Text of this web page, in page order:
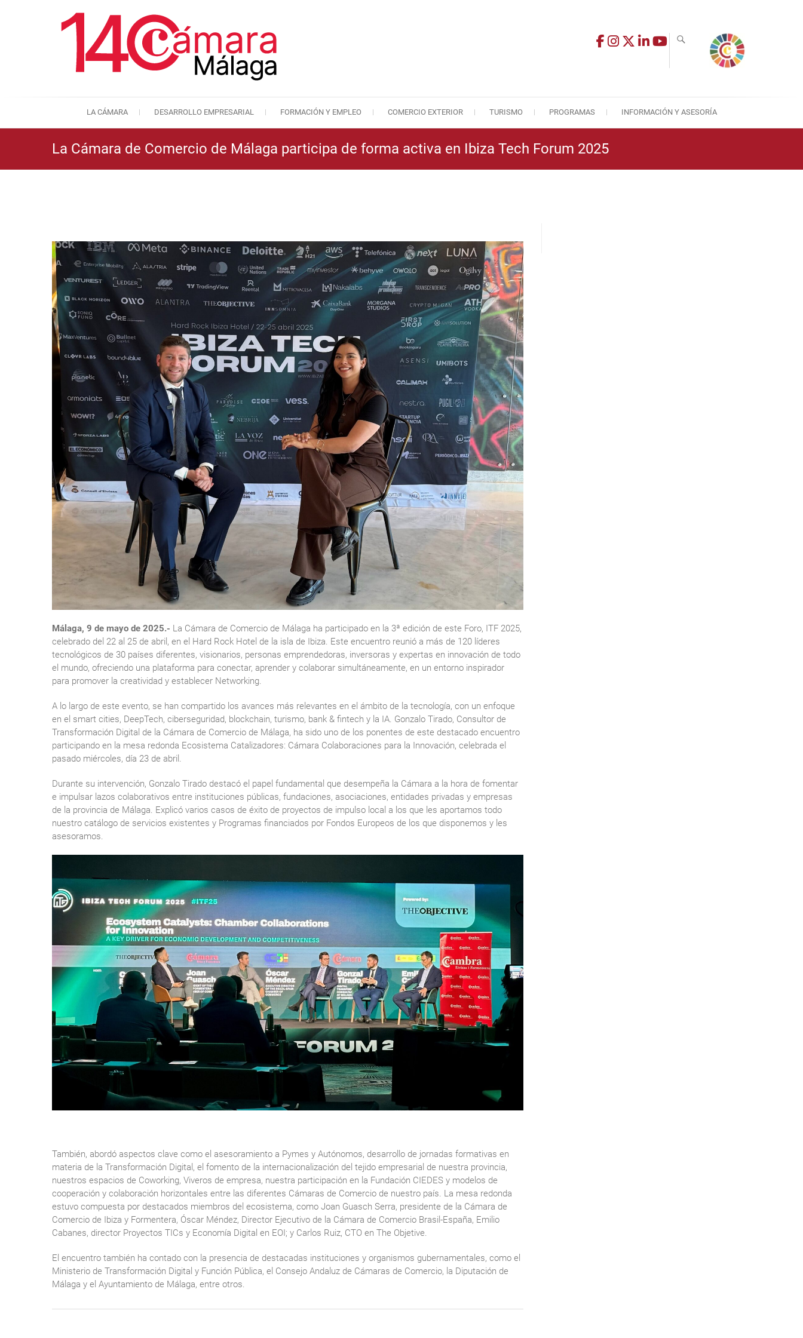
Cámara de Comercio de Málaga
LA CÁMARA DESARROLLO EMPRESARIAL FORMACIÓN Y EMPLEO COMERCIO EXTERIOR TURISMO PROGRAMAS INFORMACIÓN Y ASESORÍA
La Cámara de Comercio de Málaga participa de forma activa en Ibiza Tech Forum 2025
Málaga, 9 de mayo de 2025.- La Cámara de Comercio de Málaga ha participado en la 3ª edición de este Foro, ITF 2025,
celebrado del 22 al 25 de abril, en el Hard Rock Hotel de la isla de Ibiza. Este encuentro reunió a más de 120 líderes
tecnológicos de 30 países diferentes, visionarios, personas emprendedoras, inversoras y expertas en innovación de todo
el mundo, ofreciendo una plataforma para conectar, aprender y colaborar simultáneamente, en un entorno inspirador
para promover la creatividad y establecer Networking.
A lo largo de este evento, se han compartido los avances más relevantes en el ámbito de la tecnología, con un enfoque
en el smart cities, DeepTech, ciberseguridad, blockchain, turismo, bank & fintech y la IA. Gonzalo Tirado, Consultor de
Transformación Digital de la Cámara de Comercio de Málaga, ha sido uno de los ponentes de este destacado encuentro
participando en la mesa redonda Ecosistema Catalizadores: Cámara Colaboraciones para la Innovación, celebrada el
pasado miércoles, día 23 de abril.
Durante su intervención, Gonzalo Tirado destacó el papel fundamental que desempeña la Cámara a la hora de fomentar
e impulsar lazos colaborativos entre instituciones públicas, fundaciones, asociaciones, entidades privadas y empresas
de la provincia de Málaga. Explicó varios casos de éxito de proyectos de impulso local a los que les aportamos todo
nuestro catálogo de servicios existentes y Programas financiados por Fondos Europeos de los que disponemos y les
asesoramos.
También, abordó aspectos clave como el asesoramiento a Pymes y Autónomos, desarrollo de jornadas formativas en
materia de la Transformación Digital, el fomento de la internacionalización del tejido empresarial de nuestra provincia,
nuestros espacios de Coworking, Viveros de empresa, nuestra participación en la Fundación CIEDES y modelos de
cooperación y colaboración horizontales entre las diferentes Cámaras de Comercio de nuestro país. La mesa redonda
estuvo compuesta por destacados miembros del ecosistema, como Joan Guasch Serra, presidente de la Cámara de
Comercio de Ibiza y Formentera, Óscar Méndez, Director Ejecutivo de la Cámara de Comercio Brasil-España, Emilio
Cabanes, director Proyectos TICs y Economía Digital en EOI; y Carlos Ruiz, CTO en The Objetive.
El encuentro también ha contado con la presencia de destacadas instituciones y organismos gubernamentales, como el
Ministerio de Transformación Digital y Función Pública, el Consejo Andaluz de Cámaras de Comercio, la Diputación de
Málaga y el Ayuntamiento de Málaga, entre otros.